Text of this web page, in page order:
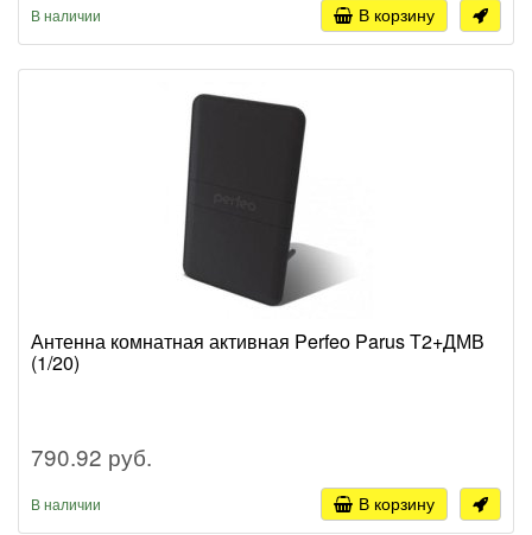
В наличии В корзину
Антенна комнатная активная Perfeo Parus Т2+ДМВ
(1/20)
790.92 руб.
В наличии В корзину